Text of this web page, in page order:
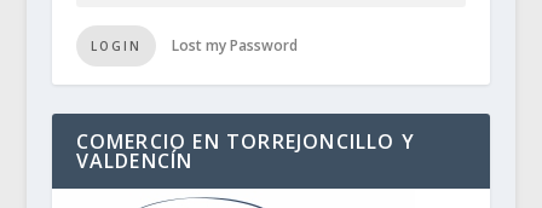
LOGIN Lost my Password
COMERCIO EN TORREJONCILLO Y
VALDENCÍN